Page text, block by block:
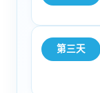
第三天